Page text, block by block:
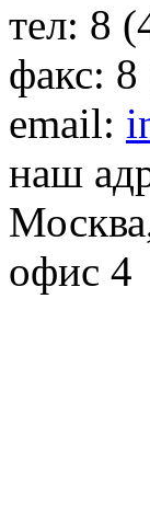
тел: 8
факс: 8
email:
наш
Москва
офис 4